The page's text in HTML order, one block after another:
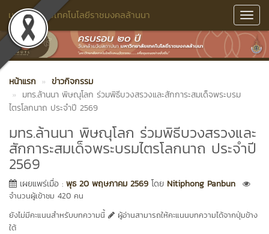
มหาวิทยาลัยเทคโนโลยีราชมงคลล้านนา
หน้าแรก
ข่าวกิจกรรม
มทร.ล้านนา พิษณุโลก ร่วมพิธีบวงสรวงและสักการะสมเด็จพระบรม
ไตรโลกนาถ ประจำปี 2569
มทร.ล้านนา พิษณุโลก ร่วมพิธีบวงสรวงและ
สักการะสมเด็จพระบรมไตรโลกนาถ ประจำปี
2569
เผยแพร่เมื่อ : พุธ 20 พฤษภาคม 2569 โดย Nitiphong Panbun
จำนวนผู้เข้าชม 420 คน
ยังไม่มีคะแนนสำหรับบทความนี้
ผู้อ่านสามารถให้คะแนนบทความได้จากปุ่มข้าง
ใต้